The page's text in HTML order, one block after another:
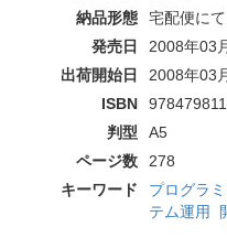
納品形態
宅配便に
発売日
2008年03
出荷開始日
2008年03
ISBN
判型
A5
ページ数
278
キーワード
プログラ
テム運用